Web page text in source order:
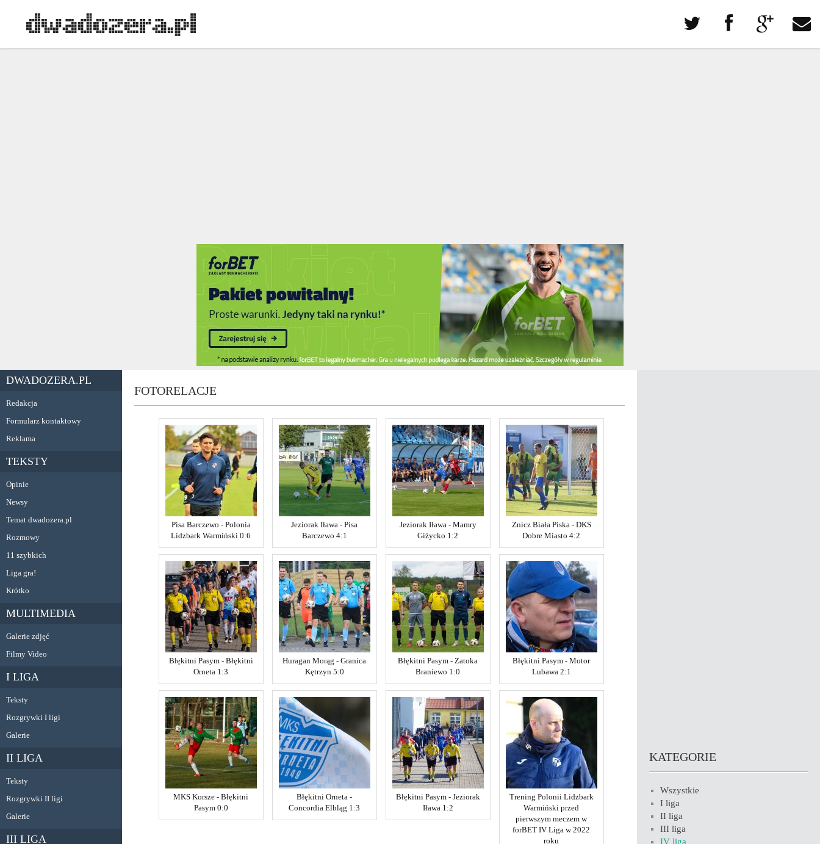
DWADOZERA.PL
Redakcja
Formularz kontaktowy
Reklama
TEKSTY
Opinie
Newsy
Temat dwadozera.pl
Rozmowy
11 szybkich
Liga gra!
Krótko
MULTIMEDIA
Galerie zdjęć
Filmy Video
I LIGA
Teksty
Rozgrywki I ligi
Galerie
II LIGA
Teksty
Rozgrywki II ligi
Galerie
III LIGA
FOTORELACJE
Pisa Barczewo - Polonia
Lidzbark Warmiński 0:6
Jeziorak Iława - Pisa
Barczewo 4:1
Jeziorak Iława - Mamry
Giżycko 1:2
Znicz Biała Piska - DKS
Dobre Miasto 4:2
Błękitni Pasym - Błękitni
Orneta 1:3
Huragan Morąg - Granica
Kętrzyn 5:0
Błękitni Pasym - Zatoka
Braniewo 1:0
Błękitni Pasym - Motor
Lubawa 2:1
MKS Korsze - Błękitni
Pasym 0:0
Błękitni Orneta -
Concordia Elbląg 1:3
Błękitni Pasym - Jeziorak
Iława 1:2
Trening Polonii Lidzbark
Warmiński przed
pierwszym meczem w
forBET IV Liga w 2022
roku
KATEGORIE
Wszystkie
I liga
II liga
III liga
IV liga